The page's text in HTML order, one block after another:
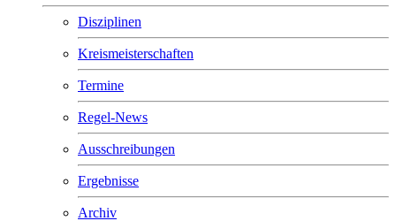
Disziplinen
Kreismeisterschaften
Termine
Regel-News
Ausschreibungen
Ergebnisse
Archiv